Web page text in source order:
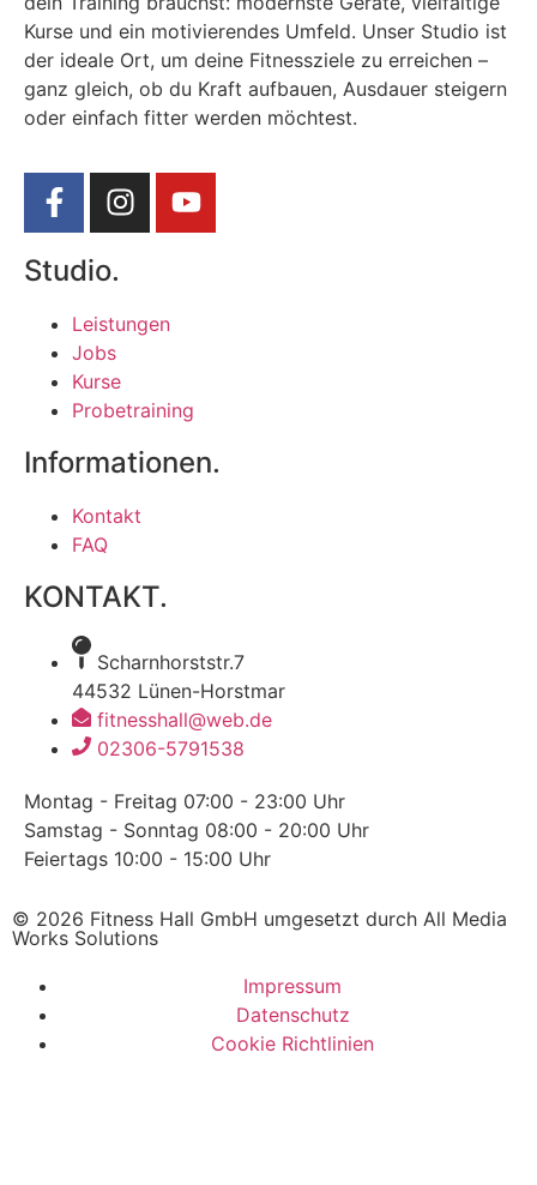
Kurse und ein motivierendes Umfeld. Unser Studio ist
der ideale Ort, um deine Fitnessziele zu erreichen –
ganz gleich, ob du Kraft aufbauen, Ausdauer steigern
oder einfach fitter werden möchtest.
Studio.
Leistungen
Jobs
Kurse
Probetraining
Informationen.
Kontakt
FAQ
KONTAKT.
Scharnhorststr.7
44532 Lünen-Horstmar
fitnesshall@web.de
02306-5791538
Montag - Freitag 07:00 - 23:00 Uhr
Samstag - Sonntag 08:00 - 20:00 Uhr
Feiertags 10:00 - 15:00 Uhr
© 2026 Fitness Hall GmbH umgesetzt durch All Media
Works Solutions
Impressum
Datenschutz
Cookie Richtlinien